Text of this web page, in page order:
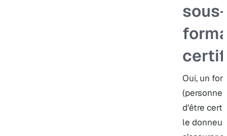
Oui, un
(personne
d’être
le donneur